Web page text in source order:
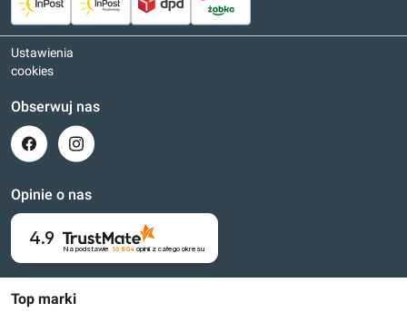
Top marki
Ustawienia
cookies
Obserwuj nas
Opinie o nas
4.9
Na podstawie 16 804opinii z całego okresu